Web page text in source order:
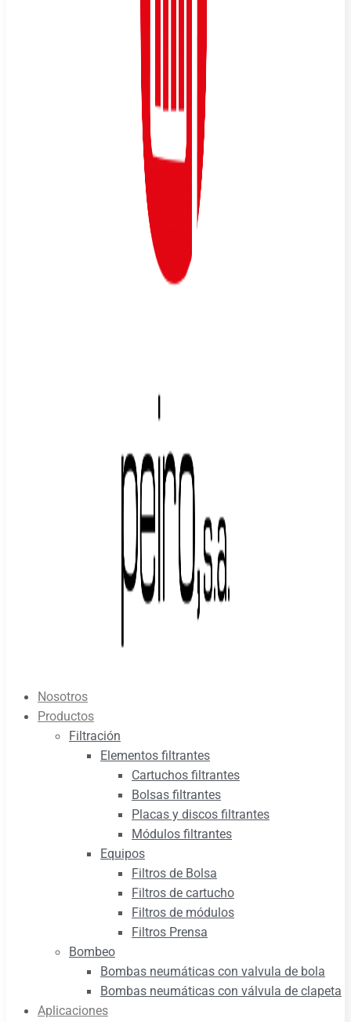
Nosotros
Productos
Filtración
Elementos filtrantes
Cartuchos filtrantes
Bolsas filtrantes
Placas y discos filtrantes
Módulos filtrantes
Equipos
Filtros de Bolsa
Filtros de cartucho
Filtros de módulos
Filtros Prensa
Bombeo
Bombas neumáticas con valvula de bola
Bombas neumáticas con válvula de clapeta
Aplicaciones